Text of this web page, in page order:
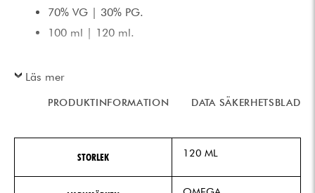
70% VG | 30% PG.
100 ml | 120 ml.
Läs mer
PRODUKTINFORMATION DATA SÄKERHETSBLAD
STORLEK 120 ML